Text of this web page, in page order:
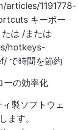
articles/1191778-
キーボー
は /または
hotkeys-
で時間を節約
ーの効率化
製ソフトウェ
ます。